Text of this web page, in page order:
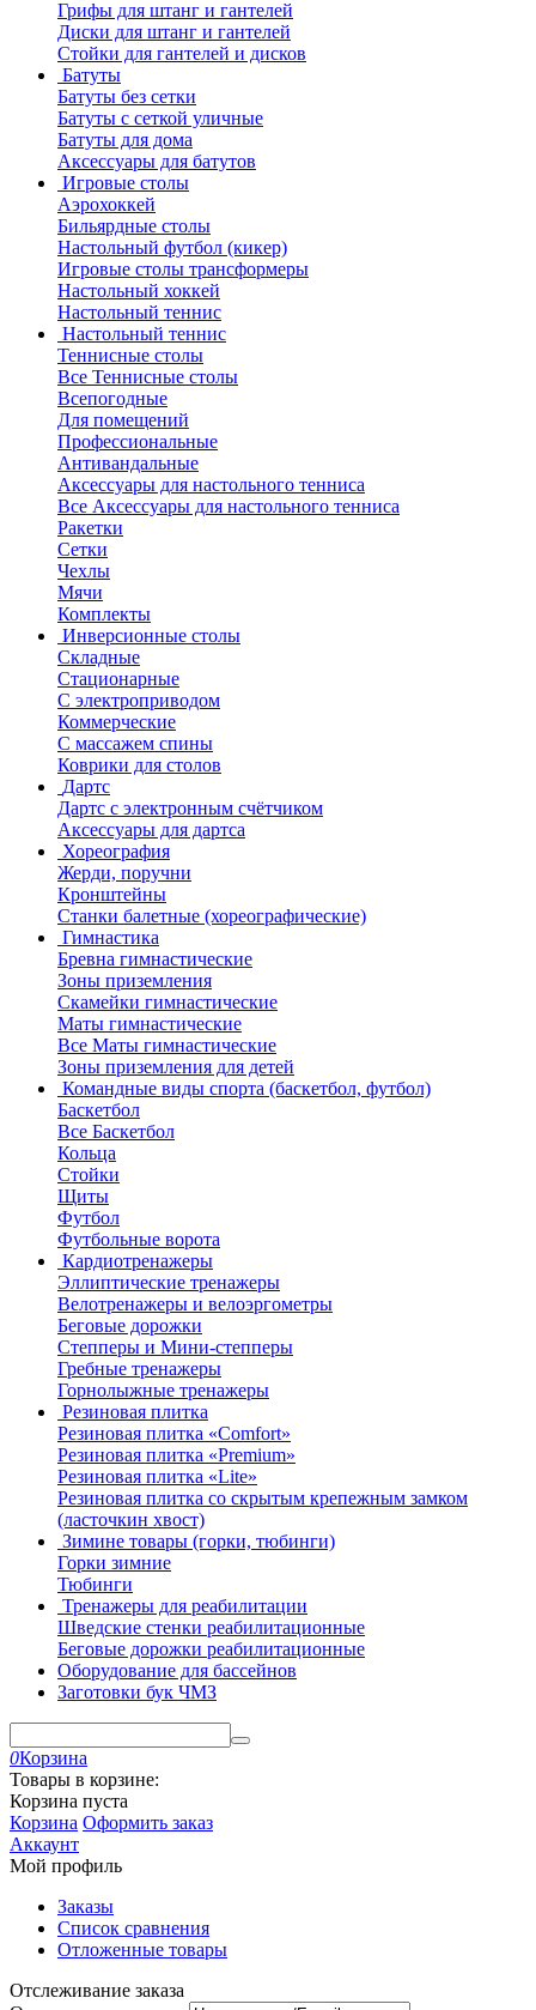
Грифы для штанг и гантелей
Диски для штанг и гантелей
Стойки для гантелей и дисков
Батуты
Батуты без сетки
Батуты с сеткой уличные
Батуты для дома
Аксессуары для батутов
Игровые столы
Аэрохоккей
Бильярдные столы
Настольный футбол (кикер)
Игровые столы трансформеры
Настольный хоккей
Настольный теннис
Настольный теннис
Теннисные столы
Все Теннисные столы
Всепогодные
Для помещений
Профессиональные
Антивандальные
Аксессуары для настольного тенниса
Все Аксессуары для настольного тенниса
Ракетки
Сетки
Чехлы
Мячи
Комплекты
Инверсионные столы
Складные
Стационарные
С электроприводом
Коммерческие
С массажем спины
Коврики для столов
Дартс
Дартс с электронным счётчиком
Аксессуары для дартса
Хореография
Жерди, поручни
Кронштейны
Станки балетные (хореографические)
Гимнастика
Бревна гимнастические
Зоны приземления
Скамейки гимнастические
Маты гимнастические
Все Маты гимнастические
Зоны приземления для детей
Командные виды спорта (баскетбол, футбол)
Баскетбол
Все Баскетбол
Кольца
Стойки
Щиты
Футбол
Футбольные ворота
Кардиотренажеры
Эллиптические тренажеры
Велотренажеры и велоэргометры
Беговые дорожки
Степперы и Мини-степперы
Гребные тренажеры
Горнолыжные тренажеры
Резиновая плитка
Резиновая плитка «Comfort»
Резиновая плитка «Premium»
Резиновая плитка «Lite»
Резиновая плитка со скрытым крепежным замком
(ласточкин хвост)
Зимине товары (горки, тюбинги)
Горки зимние
Тюбинги
Тренажеры для реабилитации
Шведские стенки реабилитационные
Беговые дорожки реабилитационные
Оборудование для бассейнов
Заготовки бук ЧМЗ
0Корзина
Товары в корзине:
Корзина пуста
Корзина Оформить заказ
Аккаунт
Мой профиль
Заказы
Список сравнения
Отложенные товары
Отслеживание заказа